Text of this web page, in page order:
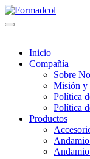
Inicio
Compañía
Sobre
Misión y
Política
Política
Productos